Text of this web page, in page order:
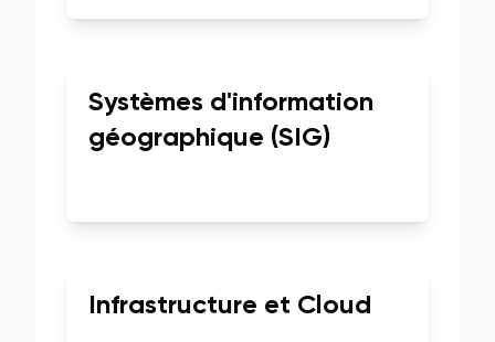
Systèmes d'information
géographique (SIG)
Infrastructure et Cloud